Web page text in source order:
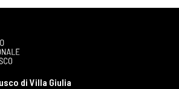
di Villa Giulia